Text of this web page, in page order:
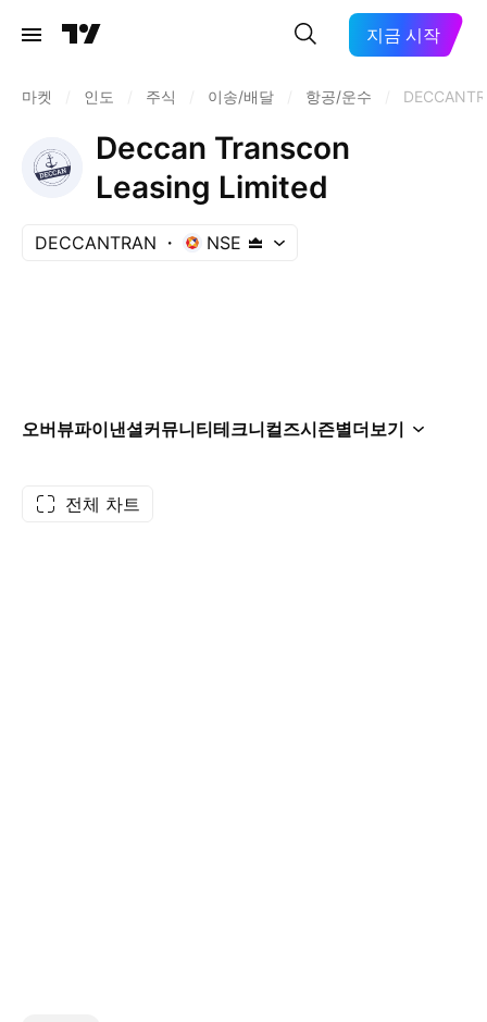
지금 시작
마켓 인도 주식 이송/배달 항공/운수
Deccan Transcon
Leasing Limited
DECCANTRAN NSE
오버뷰파이낸셜커뮤니티테크니컬즈시즌별더보기
전체 차트